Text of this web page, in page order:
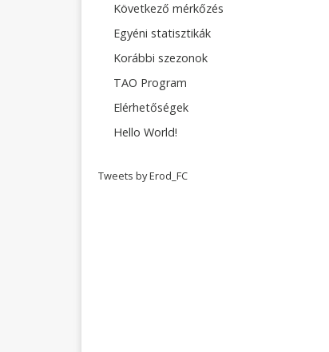
Következő mérkőzés
Egyéni statisztikák
Korábbi szezonok
TAO Program
Elérhetőségek
Hello World!
Tweets by Erod_FC